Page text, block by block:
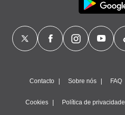
Contacto Sobre nós FAQ
Cookies Política de privacidade